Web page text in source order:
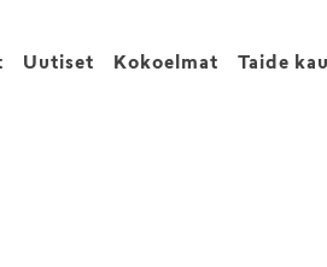
Uutiset Kokoelmat Taide